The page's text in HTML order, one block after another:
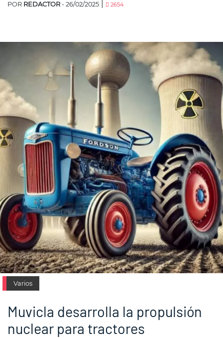
POR REDACTOR - 26/02/2025 2654
Varios
Muvicla desarrolla la propulsión
nuclear para tractores